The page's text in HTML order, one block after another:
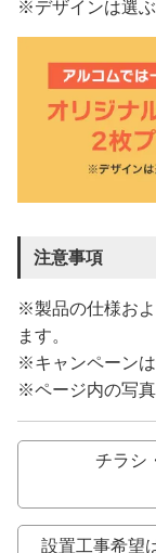
※デザインは選ぶ
注意事項
※製品の仕様お
ます。
※キャンペーンは
※ページ内の写真
チラシ
設置工事希望